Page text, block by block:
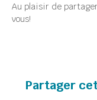
Au plaisir de
vous!
Partager